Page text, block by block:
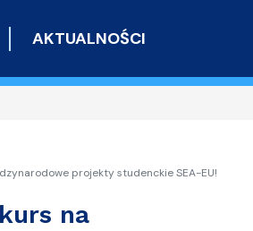
do
AKTUALNOŚCI
projekty studenckie SEA-EU!
na